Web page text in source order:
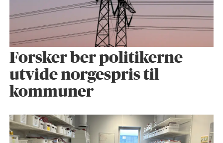
Forsker ber politikerne
utvide norgespris til
kommuner